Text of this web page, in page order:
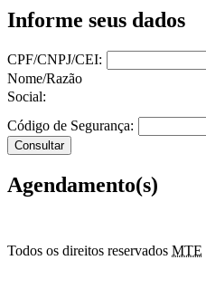
Informe seus dados
CPF/CNPJ/CEI:
Nome/Razão
Social:
Código de Segurança:
Agendamento(s)
Todos os direitos reservados MTE